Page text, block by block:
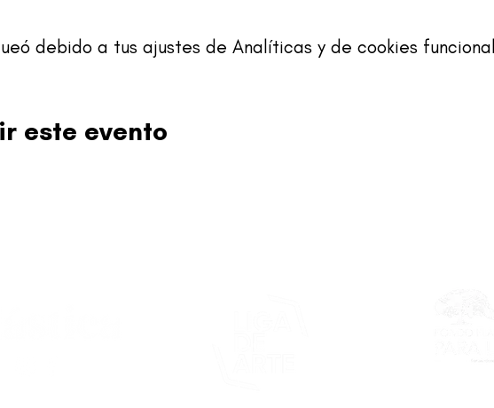
debido a tus ajustes de Analíticas y de cookies
este evento